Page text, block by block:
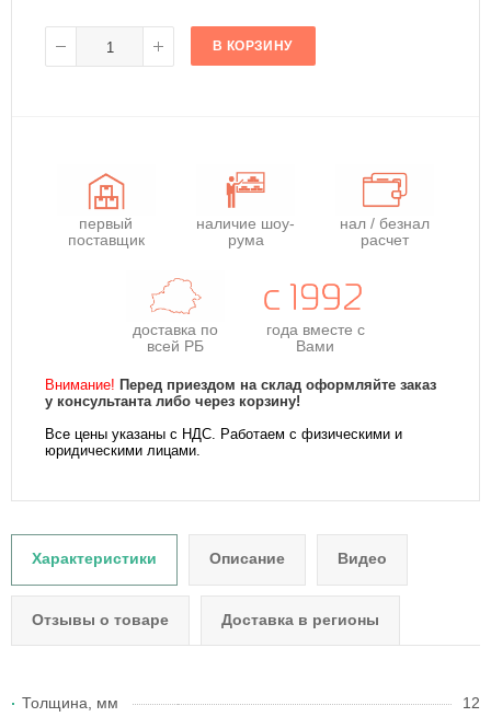
В КОРЗИНУ
первый
поставщик
наличие шоу-
рума
нал / безнал
расчет
доставка по
всей РБ
года вместе с
Вами
Внимание! Перед приездом на склад оформляйте заказ
у консультанта либо через корзину!
Все цены указаны с НДС. Работаем с физическими и
юридическими лицами.
Характеристики Описание Видео
Отзывы о товаре Доставка в регионы
Толщина, мм
12